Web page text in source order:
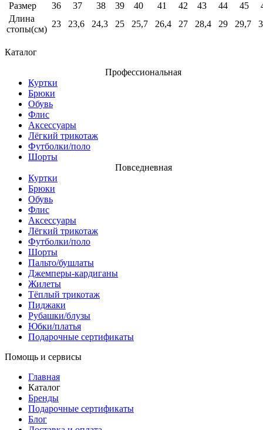
Размер 36 37 38 39 40 41 42 43 44 45
Длина
стопы(см)
23 23,6 24,3 25 25,7 26,4 27 28,4 29 29,7
Каталог
Профессиональная
Куртки
Брюки
Обувь
Флис
Аксессуары
Лёгкий трикотаж
Футболки/поло
Шорты
Повседневная
Куртки
Брюки
Обувь
Флис
Аксессуары
Лёгкий трикотаж
Футболки/поло
Шорты
Пальто/бушлаты
Джемперы-кардиганы
Жилеты
Тёплый трикотаж
Пиджаки
Рубашки/блузы
Юбки/платья
Подарочные сертификаты
Помощь и сервисы
Главная
Каталог
Бренды
Подарочные сертификаты
Блог